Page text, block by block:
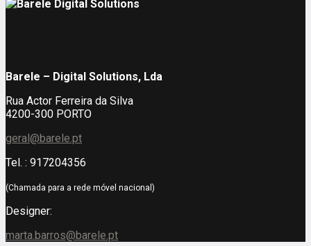
Barele – Digital Solutions, Lda
Rua Actor Ferreira da Silva
4200-300 PORTO
geral@barele.pt
Tel. : 917204356
(Chamada para a rede móvel nacional)
Designer:
marta.barros@barele.pt